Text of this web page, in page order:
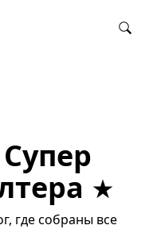
где собраны все